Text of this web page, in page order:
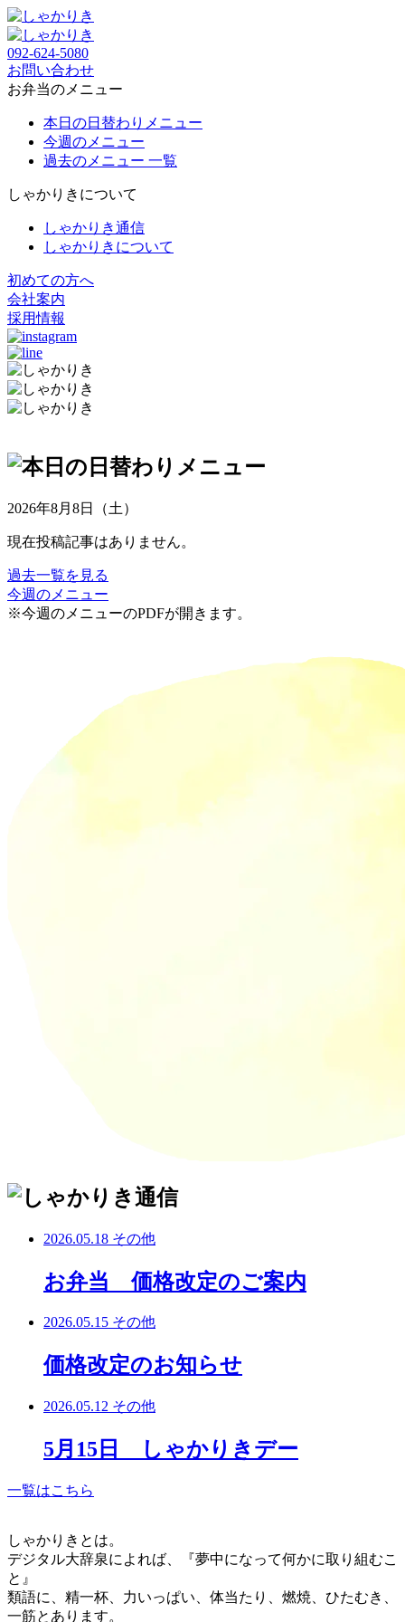
092-624-5080
お問い合わせ
お弁当のメニュー
本日の日替わりメニュー
今週のメニュー
過去のメニュー 一覧
しゃかりきについて
しゃかりき通信
しゃかりきについて
初めての方へ
会社案内
採用情報
2026年8月8日（土）
現在投稿記事はありません。
過去一覧を見る
今週のメニュー
※今週のメニューのPDFが開きます。
2026.05.18 その他
お弁当 価格改定のご案内
2026.05.15 その他
価格改定のお知らせ
2026.05.12 その他
5月15日 しゃかりきデー
一覧はこちら
しゃかりきとは。
デジタル大辞泉によれば、『夢中になって何かに取り組むこ
と』
類語に、精一杯、力いっぱい、体当たり、燃焼、ひたむき、
一筋とあります。